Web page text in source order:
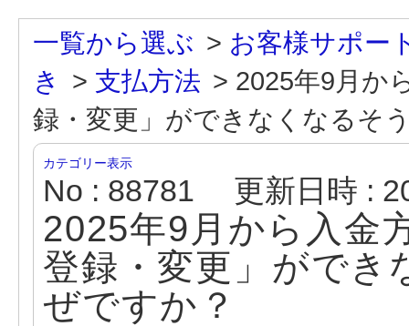
一覧から選ぶ > お客様サポー
き
> 支払方法 > 2025年9月か
録・変更」ができなくなるそ
カテゴリー表示
No : 88781 更新日時 :
2025年9月から入金
登録・変更」ができ
ぜですか？